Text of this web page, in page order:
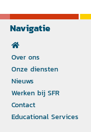
Navigatie
Over ons
Onze diensten
Nieuws
Werken bij SFR
Contact
Educational Services